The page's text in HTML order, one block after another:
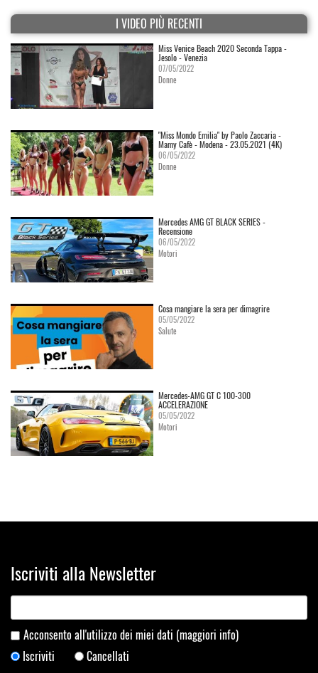
I VIDEO PIÙ RECENTI
Miss Venice Beach 2020 Seconda Tappa -
Jesolo - Venezia
07/05/2022
Donne
"Miss Mondo Emilia" by Paolo Zaccaria -
Mamy Cafè - Modena - 23.05.2021 (4K)
06/05/2022
Donne
Mercedes AMG GT BLACK SERIES -
Recensione
06/05/2022
Motori
Cosa mangiare la sera per dimagrire
05/05/2022
Salute
Mercedes-AMG GT C 100-300
ACCELERAZIONE
05/05/2022
Motori
Iscriviti alla Newsletter
Acconsento all'utilizzo dei miei dati (maggiori info)
Iscriviti
Cancellati